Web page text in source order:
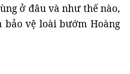
ở đâu và như thế nào,
bảo vệ loài bướm Hoàng